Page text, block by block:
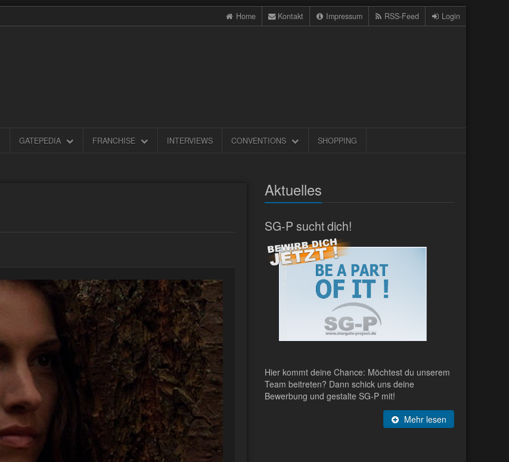
Home Kontakt Impressum RSS-Feed Login
GATEPEDIA FRANCHISE INTERVIEWS CONVENTIONS SHOPPING
Aktuelles
SG-P sucht dich!
Hier kommt deine Chance: Möchtest du unserem
Team beitreten? Dann schick uns deine
Bewerbung und gestalte SG-P mit!
Mehr lesen